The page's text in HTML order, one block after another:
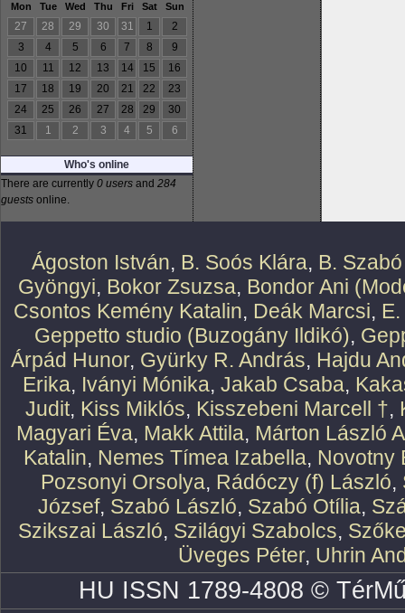
Mon Tue Wed Thu Fri Sat Sun
27 28 29 30 31 1
2
3
4 5 6 7 8
9
10
11 12 13 14 15
16
17
18 19 20 21 22
23
24
25 26 27 28 29
30
31
1 2 3 4 5 6
Who's online
There are currently 0 users and 284
guests online.
Ágoston István, B. Soós Klára, B.
Gyöngyi, Bokor Zsuzsa, Bondor Ani
Csontos Kemény Katalin, Deák Marcsi,
Geppetto studio (Buzogány Ildikó),
Árpád Hunor, Gyürky R. András, Hajdu
Erika, Iványi Mónika, Jakab Csaba,
Judit, Kiss Miklós, Kisszebeni Marcell †,
Magyari Éva, Makk Attila, Márton László
Katalin, Nemes Tímea Izabella, Novotny
Pozsonyi Orsolya, Rádóczy (f) László,
József, Szabó László, Szabó Otília,
Szikszai László, Szilágyi Szabolcs,
Üveges Péter, Uhrin
HU ISSN 1789-4808 ©